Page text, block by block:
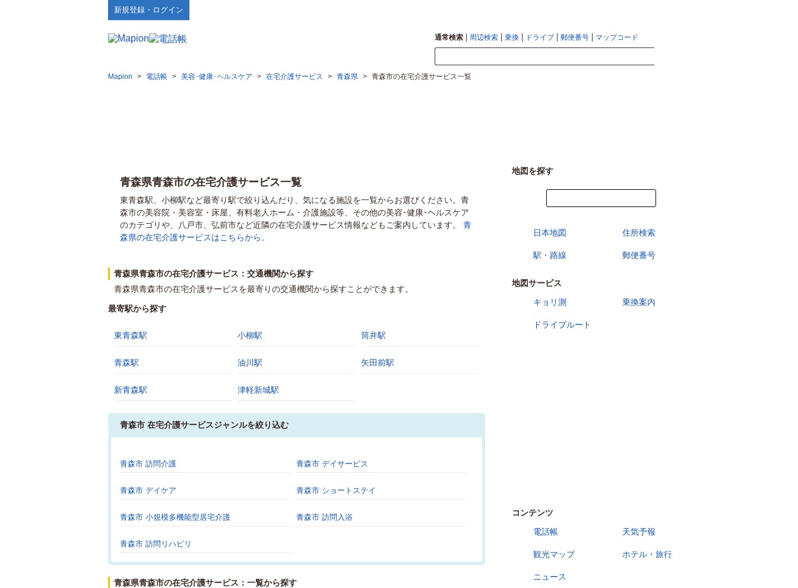
新規登録・ログイン
通常検索 周辺検索 乗換 ドライブ 郵便番号 マップコード
Mapion > 電話帳 > 美容･健康･ヘルスケア > 在宅介護サービス > 青森県 > 青森市の在宅介護サービス一覧
青森県青森市の在宅介護サービス一覧
東青森駅、小柳駅など最寄り駅で絞り込んだり、気になる施設を一覧からお選びください。青
森市の美容院・美容室・床屋、有料老人ホーム・介護施設等、その他の美容･健康･ヘルスケア
のカテゴリや、八戸市、弘前市など近隣の在宅介護サービス情報などもご案内しています。 青
森県の在宅介護サービスはこちらから。
青森県青森市の在宅介護サービス：交通機関から探す
青森県青森市の在宅介護サービスを最寄りの交通機関から探すことができます。
最寄駅から探す
東青森駅 小柳駅 筒井駅
青森駅 油川駅 矢田前駅
新青森駅 津軽新城駅
青森市 在宅介護サービスジャンルを絞り込む
青森市 訪問介護 青森市 デイサービス
青森市 デイケア 青森市 ショートステイ
青森市 小規模多機能型居宅介護 青森市 訪問入浴
青森市 訪問リハビリ
青森県青森市の在宅介護サービス：一覧から探す
地図を探す
日本地図 住所検索
駅・路線 郵便番号
地図サービス
キョリ測
乗換案内
ドライブルート
コンテンツ
電話帳
天気予報
観光マップ ホテル・旅行
ニュース